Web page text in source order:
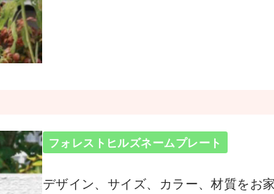
フォレストヒルズネームプレート
デザイン、サイズ、カラー、材質をお